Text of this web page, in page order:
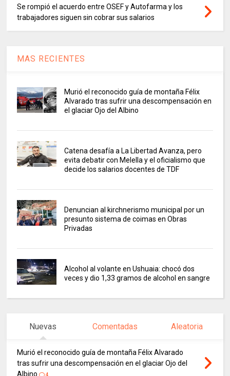
Se rompió el acuerdo entre OSEF y Autofarma y los
trabajadores siguen sin cobrar sus salarios
MAS RECIENTES
Murió el reconocido guía de montaña Félix
Alvarado tras sufrir una descompensación en
el glaciar Ojo del Albino
Catena desafía a La Libertad Avanza, pero
evita debatir con Melella y el oficialismo que
decide los salarios docentes de TDF
Denuncian al kirchnerismo municipal por un
presunto sistema de coimas en Obras
Privadas
Alcohol al volante en Ushuaia: chocó dos
veces y dio 1,33 gramos de alcohol en sangre
Nuevas Comentadas Aleatoria
Murió el reconocido guía de montaña Félix Alvarado
tras sufrir una descompensación en el glaciar Ojo del
Albino
4